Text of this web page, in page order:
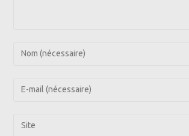
Enter
Enter
address
Saisir